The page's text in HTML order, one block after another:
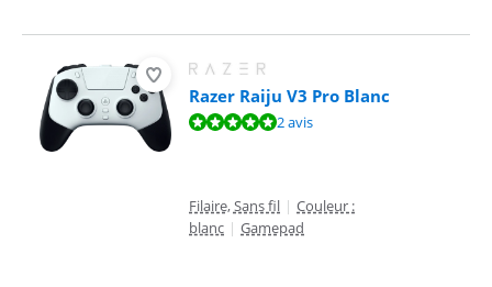
Razer Raiju V3 Pro Blanc
La note est de 10 sur 10, basée sur 2 avis.2 avis
Filaire, Sans fil | Couleur :
blanc | Gamepad